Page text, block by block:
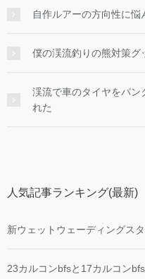
自作ルアーの方向性に悩
僕の渓流釣りの熊対策グ
渓流で車のタイヤをパン
れた
人気記事ランキング(最新)
新ウェットウェーディングス
23カルコンbfsと17カルコン